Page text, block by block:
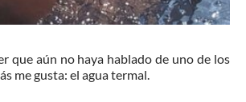
que aún no haya hablado de uno de los
me gusta: el agua termal.